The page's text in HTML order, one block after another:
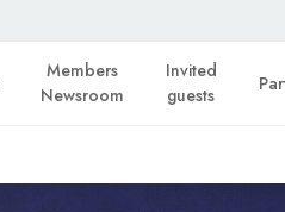
Members
Newsroom
Invited
guests